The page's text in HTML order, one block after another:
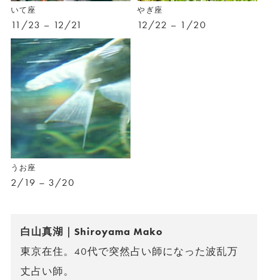
いて座
11/23 – 12/21
やぎ座
12/22 – 1/20
うお座
2/19 – 3/20
白山真湖｜Shiroyama Mako
東京在住。40代で突然占い師になった波乱万
丈占い師。